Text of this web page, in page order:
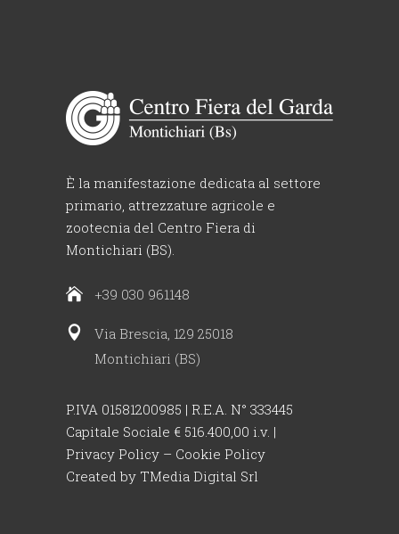
È la manifestazione dedicata al settore
primario, attrezzature agricole e
zootecnia del Centro Fiera di
Montichiari (BS).
+39 030 961148
Via Brescia, 129 25018
Montichiari (BS)
P.IVA 01581200985 | R.E.A. N° 333445
Capitale Sociale € 516.400,00 i.v. |
Privacy Policy – Cookie Policy
Created by TMedia Digital Srl